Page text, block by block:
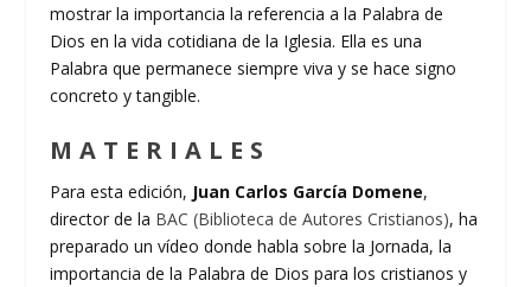
mostrar la importancia la referencia a la Palabra de
Dios en la vida cotidiana de la Iglesia. Ella es una
Palabra que permanece siempre viva y se hace signo
concreto y tangible.
M A T E R I A L E S
Para esta edición, Juan Carlos García Domene,
director de la BAC (Biblioteca de Autores Cristianos), ha
preparado un vídeo donde habla sobre la Jornada, la
importancia de la Palabra de Dios para los cristianos y